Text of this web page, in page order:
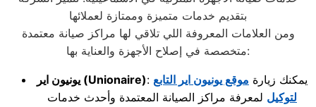
بتقديم خدمات متميزة وممتازة لعملائها
ومن العلامات المعروفة اللي تلاقي لها مراكز صيانة معتمدة
متخصصة في إصلاح الأجهزة والعناية بها:
يونيون اير (Unionaire) : يمكنك زيارة موقع يونيون اير التابع
لتوكيل لمعرفة مراكز الصيانة المعتمدة وأحدث خدمات